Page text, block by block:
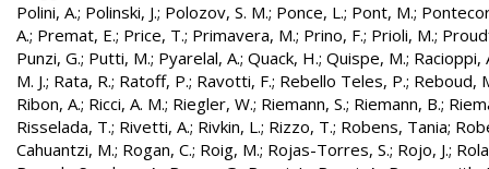
Polini, A.; Polinski, J.; Polozov, S. M.; Ponce, L.; Pont, M.;
A.; Premat, E.; Price, T.; Primavera, M.; Prino, F.; Prioli, M.;
Punzi, G.; Putti, M.; Pyarelal, A.; Quack, H.; Quispe, M.; Racioppi,
M. J.; Rata, R.; Ratoff, P.; Ravotti, F.; Rebello Teles, P.; Reboud,
Ribon, A.; Ricci, A. M.; Riegler, W.; Riemann, S.; Riemann, B.;
Risselada, T.; Rivetti, A.; Rivkin, L.; Rizzo, T.; Robens, Tania;
Cahuantzi, M.; Rogan, C.; Roig, M.; Rojas-Torres, S.; Rojo, J.;